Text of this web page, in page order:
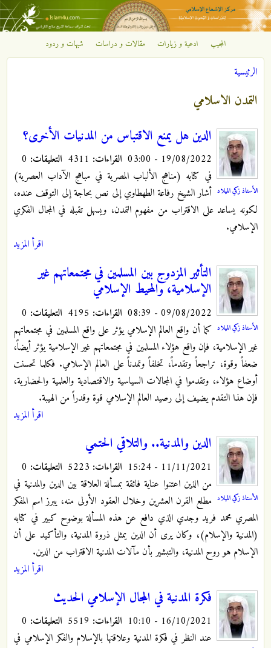
تجاوز إلى المحتوى الرئيسي
مركز
الإشعاع
الإسلامي
المجيب ادعية و زيارات مقالات و دراسات شبهات و ردود
أنت هنا
الرئيسية
التمدن الاسلامي
الأستاذ زكي الميلاد
الدين هل يمنع الاقتباس من المدنيات الأخرى؟
19/08/2022 - 03:00 القراءات: التعليقات:
في كتابه (مناهج الألباب المصرية في مباهج الآداب العصرية)
أشار الشيخ رفاعة الطهطاوي إلى نص بحاجة إلى التوقف عنده،
لكونه يساعد على الاقتراب من مفهوم التمدن، ويسهل تقبله في المجال الفكري
الإسلامي.
اقرأ المزيد
الأستاذ زكي الميلاد
التأثير المزدوج بين المسلمين في مجتمعاتهم غير
الإسلامية، والمحيط الإسلامي
09/08/2022 - 08:39 القراءات: التعليقات:
كما أن واقع العالم الإسلامي يؤثر على واقع المسلمين في مجتمعاتهم
غير الإسلامية، فإن واقع هؤلاء المسلمين في مجتمعاتهم غير الإسلامية يؤثر أيضاً،
ضعفاً وقوة، تراجعاً وتقدماً، تخلفاً وتمدناً على العالم الإسلامي. فكلما تحسنت
أوضاع هؤلاء، وتقدموا في المجالات السياسية والاقتصادية والعلمية والحضارية،
فإن هذا التقدم يضيف إلى رصيد العالم الإسلامي قوة وقدراً من الهيبة.
اقرأ المزيد
الأستاذ زكي الميلاد
الدين والمدنية.. والتلاقي الحتمي
11/11/2021 - 15:24 القراءات: التعليقات:
من الذين اعتنوا عناية فائقة بمسألة العلاقة بين الدين والمدنية في
مطلع القرن العشرين وخلال العقود الأولى منه، يبرز اسم المفكر
المصري محمد فريد وجدي الذي دافع عن هذه المسألة بوضوح كبير في كتابه
(المدنية والإسلام)، وكان يرى أن الدين يمثل ذروة المدنية، والتأكيد على أن
الإسلام هو روح المدنية، والتبشير بأن مآلات المدنية الاقتراب من الدين.
اقرأ المزيد
فكرة المدنية في المجال الإسلامي الحديث
16/10/2021 - 10:10 القراءات: التعليقات:
عند النظر في فكرة المدنية وعلاقتها بالإسلام والفكر الإسلامي في